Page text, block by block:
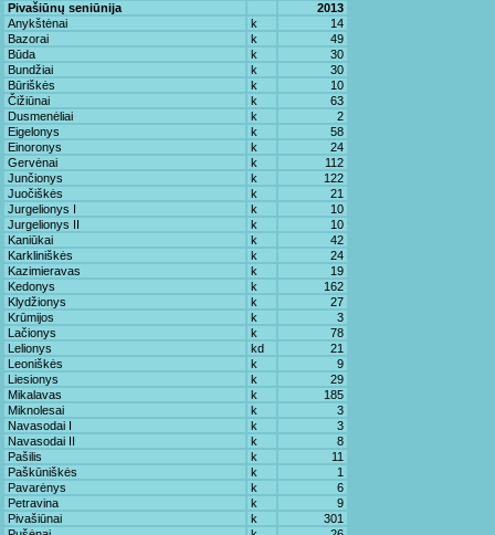
Pivašiūnų seniūnija
2013
Anykštėnai
k
14
Bazorai
k
49
Būda
k
30
Bundžiai
k
30
Būriškės
k
10
Čižiūnai
k
63
Dusmenėliai
k
2
Eigelonys
k
58
Einoronys
k
24
Gervėnai
k
112
Junčionys
k
122
Juočiškės
k
21
Jurgelionys I
k
10
Jurgelionys II
k
10
Kaniūkai
k
42
Karkliniškės
k
24
Kazimieravas
k
19
Kedonys
k
162
Klydžionys
k
27
Krūmijos
k
3
Lačionys
k
78
Lelionys
kd
21
Leoniškės
k
9
Liesionys
k
29
Mikalavas
k
185
Miknolesai
k
3
Navasodai I
k
3
Navasodai II
k
8
Pašilis
k
11
Paškūniškės
k
1
Pavarėnys
k
6
Petravina
k
9
Pivašiūnai
k
301